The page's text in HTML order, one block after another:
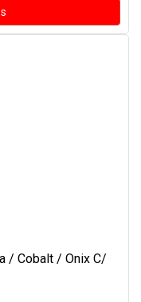
/ Cobalt / Onix C/